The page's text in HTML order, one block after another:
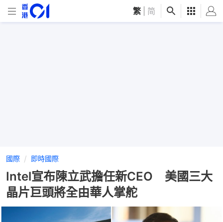
繁 简
國際 即時國際
Intel宣布陳立武擔任新CEO 美國三大
晶片巨頭將全由華人掌舵